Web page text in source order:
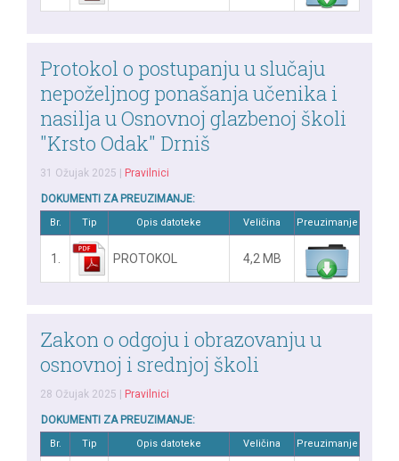
Protokol o postupanju u slučaju
nepoželjnog ponašanja učenika i
nasilja u Osnovnoj glazbenoj školi
"Krsto Odak" Drniš
31 Ožujak 2025 Pravilnici
DOKUMENTI ZA PREUZIMANJE:
Br. Tip Opis datoteke Veličina Preuzimanje
1. PROTOKOL 4,2 MB
Zakon o odgoju i obrazovanju u
osnovnoj i srednjoj školi
28 Ožujak 2025 Pravilnici
DOKUMENTI ZA PREUZIMANJE:
Br. Tip Opis datoteke Veličina Preuzimanje